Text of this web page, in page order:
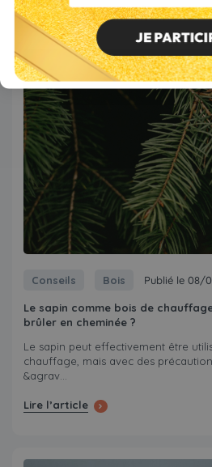
À lire
Conseils Bois Publié le 08/
Le sapin comme bois de
brûler en cheminée ?
Le sapin peut effectivement être
chauffage, mais avec des
&agrav...
Lire l’article